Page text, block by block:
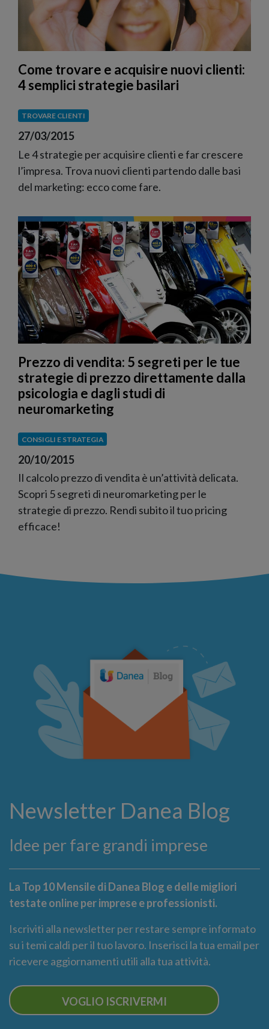
Come trovare e acquisire nuovi clienti:
4 semplici strategie basilari
TROVARE CLIENTI
27/03/2015
Le 4 strategie per acquisire clienti e far crescere
l’impresa. Trova nuovi clienti partendo dalle basi
del marketing: ecco come fare.
Prezzo di vendita: 5 segreti per le tue
strategie di prezzo direttamente dalla
psicologia e dagli studi di
neuromarketing
CONSIGLI E STRATEGIA
20/10/2015
Il calcolo prezzo di vendita è un’attività delicata.
Scopri 5 segreti di neuromarketing per le
strategie di prezzo. Rendi subito il tuo pricing
efficace!
Newsletter Danea Blog
Idee per fare grandi imprese
La Top 10 Mensile di Danea Blog e delle migliori
testate online per imprese e professionisti.
Iscriviti alla newsletter per restare sempre informato
su i temi caldi per il tuo lavoro. Inserisci la tua email per
ricevere aggiornamenti utili alla tua attività.
VOGLIO ISCRIVERMI